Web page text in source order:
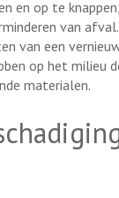
en op te
van
van een
op het milieu
materialen.